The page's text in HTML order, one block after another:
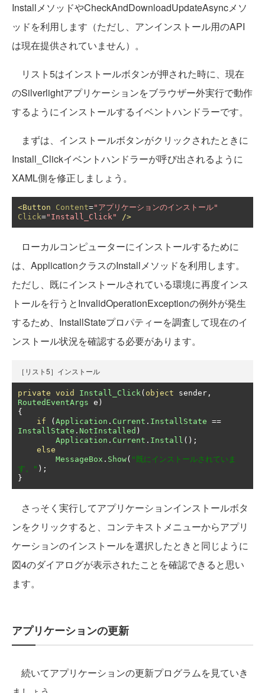
InstallメソッドやCheckAndDownloadUpdateAsyncメソ
ッドを利用します（ただし、アンインストール用のAPI
は現在提供されていません）。
リスト5はインストールボタンが押された時に、現在
のSilverlightアプリケーションをブラウザー外実行で動作
するようにインストールするイベントハンドラーです。
まずは、インストールボタンがクリックされたときに
Install_Clickイベントハンドラーが呼び出されるように
XAML側を修正しましょう。
<Button Content="アプリケーションのインストール"
Click="Install_Click" />
ローカルコンピューターにインストールするために
は、ApplicationクラスのInstallメソッドを利用します。
ただし、既にインストールされている環境に再度インス
トールを行うとInvalidOperationExceptionの例外が発生
するため、InstallStateプロパティーを調査して現在のイ
ンストール状況を確認する必要があります。
［リスト5］インストール
private void Install_Click( object sender ,
RoutedEventArgs e )
{
if
( Application . Current . InstallState ==
InstallState . NotInstalled )
Application . Current . Install ();
else
MessageBox . Show( "既にインストールされていま
す。" );
}
さっそく実行してアプリケーションインストールボタ
ンをクリックすると、コンテキストメニューからアプリ
ケーションのインストールを選択したときと同じように
図4のダイアログが表示されたことを確認できると思い
ます。
アプリケーションの更新
続いてアプリケーションの更新プログラムを見ていき